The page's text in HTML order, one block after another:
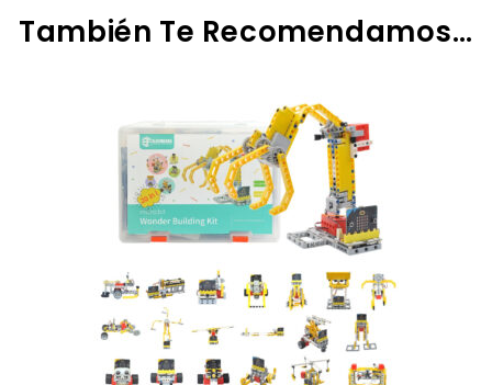
También Te Recomendamos…